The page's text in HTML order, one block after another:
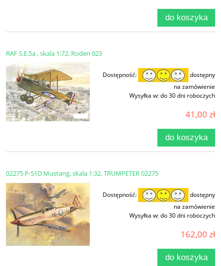
do koszyka
RAF S.E.5a , skala 1:72, Roden 023
Dostępność:
dostępny
na zamówienie
Wysyłka w:do 30 dni roboczych
41,00 zł
do koszyka
02275 P-51D Mustang, skala 1:32, TRUMPETER 02275
Dostępność:
dostępny
na zamówienie
Wysyłka w:do 30 dni roboczych
162,00 zł
do koszyka